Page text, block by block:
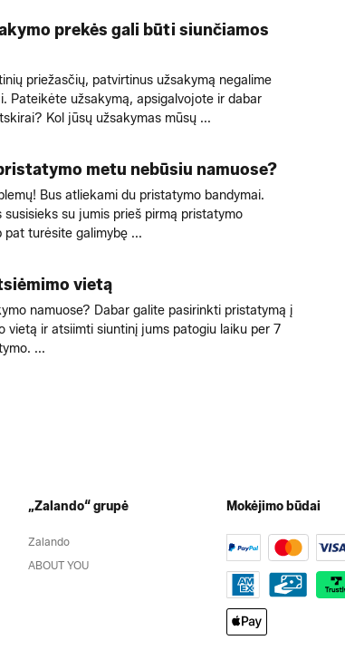
prekės gali būti siunčiamos
priežasčių, patvirtinus užsakymą negalime
Pateikėte užsakymą, apsigalvojote ir dabar
Kol jūsų užsakymas mūsų ...
metu nebūsiu namuose?
Bus atliekami du pristatymo bandymai.
susisieks su jumis prieš pirmą pristatymo
pat turėsite galimybę ...
vietą
namuose? Dabar galite pasirinkti pristatymą į
vietą ir atsiimti siuntinį jums patogiu laiku per 7
...
„Zalando“ grupė
Zalando
ABOUT YOU
Mokėjimo būdai